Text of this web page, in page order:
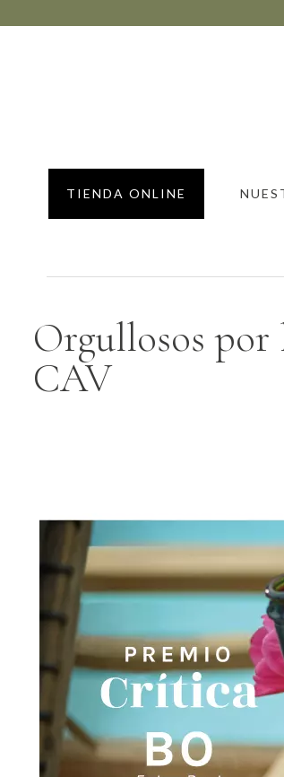
TIENDA ONLINE
Orgullosos por
CAV